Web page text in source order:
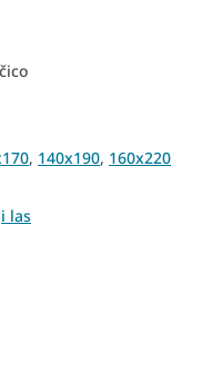
, 140x190, 160x220
las